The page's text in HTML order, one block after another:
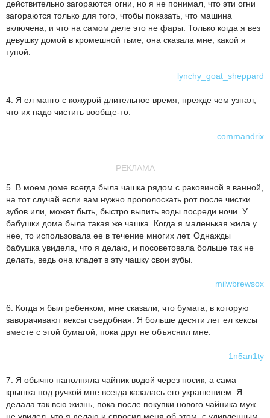
действительно загораются огни, но я не понимал, что эти огни
загораются только для того, чтобы показать, что машина
включена, и что на самом деле это не фары. Только когда я вез
девушку домой в кромешной тьме, она сказала мне, какой я
тупой.
lynchy_goat_sheppard
4. Я ел манго с кожурой длительное время, прежде чем узнал,
что их надо чистить вообще-то.
commandrix
РЕКЛАМА
5. В моем доме всегда была чашка рядом с раковиной в ванной,
на тот случай если вам нужно прополоскать рот после чистки
зубов или, может быть, быстро выпить воды посреди ночи. У
бабушки дома была такая же чашка. Когда я маленькая жила у
нее, то использовала ее в течение многих лет. Однажды
бабушка увидела, что я делаю, и посоветовала больше так не
делать, ведь она кладет в эту чашку свои зубы.
milwbrewsox
6. Когда я был ребенком, мне сказали, что бумага, в которую
заворачивают кексы съедобная. Я больше десяти лет ел кексы
вместе с этой бумагой, пока друг не объяснил мне.
1n5an1ty
7. Я обычно наполняла чайник водой через носик, а сама
крышка под ручкой мне всегда казалась его украшением. Я
делала так всю жизнь, пока после покупки нового чайника муж